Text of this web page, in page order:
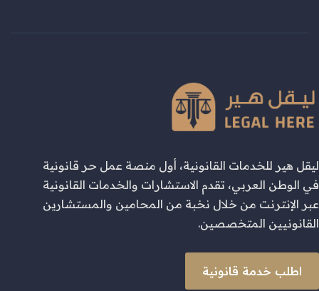
ليقل هير للخدمات القانونية، أول منصة عمل حر قانونية
في الوطن العربي، تقدم الاستشارات والخدمات القانونية
عبر الإنترنت من خلال نخبة من المحامين والمستشارين
القانونيين المتخصصين.
اطلب خدمة قانونية